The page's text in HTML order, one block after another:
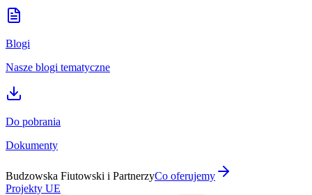
Blogi
Nasze blogi tematyczne
Do pobrania
Dokumenty
Budzowska Fiutowski i PartnerzyCo oferujemy
Projekty UE